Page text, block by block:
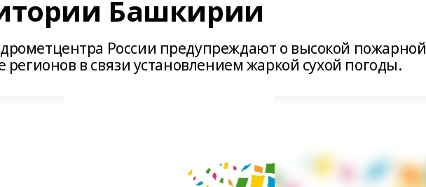
Башкирии
России предупреждают о высокой пожарной
регионов в связи установлением жаркой сухой погоды.